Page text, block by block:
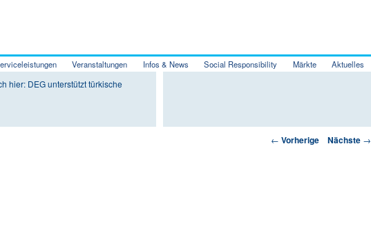
Inhalt wechselnVeranstaltungen Infos & News Social Responsibility Märkte Aktuelles
hier: DEG unterstützt türkische
Artikelnavigation
← Vorherige Nächste →